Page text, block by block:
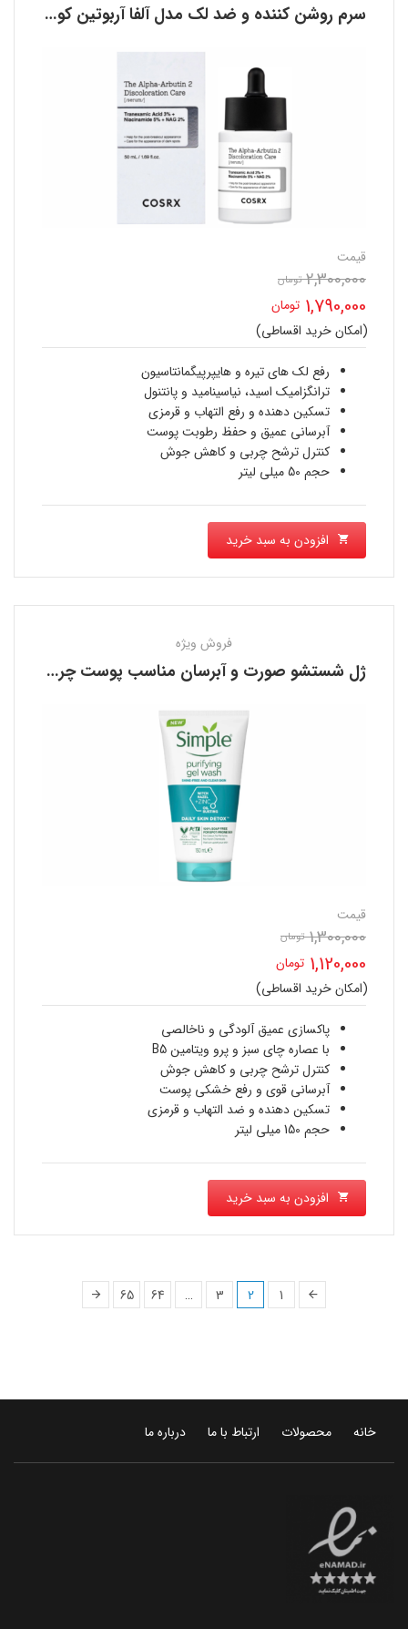
سرم روشن کننده و ضد لک مدل آلفا آربوتین کوزارکس COSRX
قیمت
2,300,000 تومان
اصلی
2,300,000 تومان
بود.
1,790,000 تومان
قیمت
فعلی
1,790,000 تومان
است.
(امکان خرید اقساطی)
رفع لک های تیره و هایپرپیگمانتاسیون
ترانگزامیک اسید، نیاسینامید و پانتنول
تسکین دهنده و رفع التهاب و قرمزی
آبرسانی عمیق و حفظ رطوبت پوست
کنترل ترشح چربی و کاهش جوش
حجم 50 میلی لیتر
افزودن به سبد خرید
فروش ویژه
ژل شستشو صورت و آبرسان مناسب پوست چرب سیمپل SIMPLE
قیمت
1,300,000 تومان
اصلی
1,300,000 تومان
بود.
1,120,000 تومان
قیمت
فعلی
1,120,000 تومان
است.
(امکان خرید اقساطی)
پاکسازی عمیق آلودگی و ناخالصی
با عصاره چای سبز و پرو ویتامین B5
کنترل ترشح چربی و کاهش جوش
آبرسانی قوی و رفع خشکی پوست
تسکین دهنده و ضد التهاب و قرمزی
حجم 150 میلی لیتر
افزودن به سبد خرید
1
2
3
…
64
65
خانه محصولات ارتباط با ما درباره ما